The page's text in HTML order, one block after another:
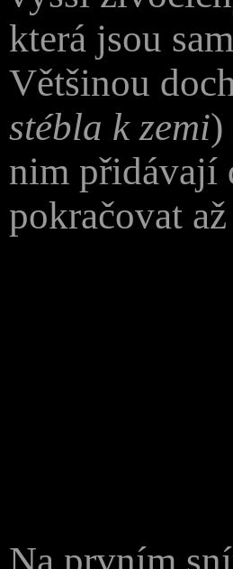
která jsou
Většinou
stébla k zemi)
nim přidávají
pokračovat
Na prvním